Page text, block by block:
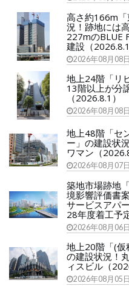
高さ約166m
況！跡地には
227mのBLUE
建設（2026.8.1
2026年08月08日
地上24階「リ
13階以上が分
（2026.8.1）
2026年08月08日
地上48階「セ
ー」の建設状
ワマン（
2026年08月07日
築地市場跡地
境影響評価書
サービスアパ
28年度着工予
2026年08月06日
地上20階「(仮
の建設状況！
ィスビル（
2026年08月05日